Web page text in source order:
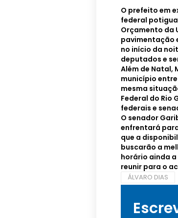
O prefeito em
federal
Orçamento da
pavimentação
no início da
deputados e
Além de Natal,
município
mesma
Federal do Rio
federais e
O senador
enfrentará
que a
buscarão a
horário ainda
reunir para o
ÁLVARO DIAS